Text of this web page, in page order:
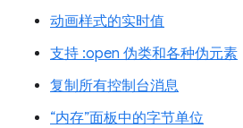
动画样式的实时值
支持 :open 伪类和各种伪元素
复制所有控制台消息
“内存”面板中的字节单位